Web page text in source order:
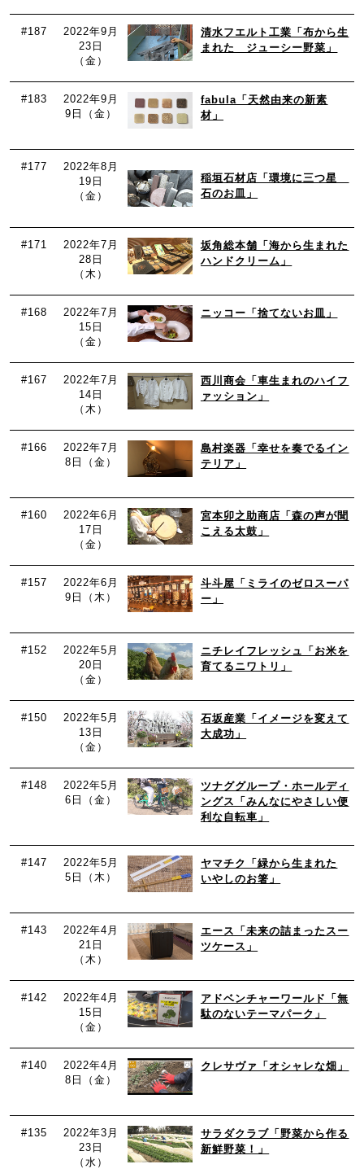
#187
2022年9月
23日
（金）
清水フエルト工業「布から生
まれた ジューシー野菜」
#183
2022年9月
9日（金）
fabula「天然由来の新素
材」
#177
2022年8月
19日
（金）
稲垣石材店「環境に三つ星
石のお皿」
#171
2022年7月
28日
（木）
坂角総本舗「海から生まれた
ハンドクリーム」
#168
2022年7月
15日
（金）
ニッコー「捨てないお皿」
#167
2022年7月
14日
（木）
西川商会「車生まれのハイフ
ァッション」
#166
2022年7月
8日（金）
島村楽器「幸せを奏でるイン
テリア」
#160
2022年6月
17日
（金）
宮本卯之助商店「森の声が聞
こえる太鼓」
#157
2022年6月
9日（木）
斗斗屋「ミライのゼロスーパ
ー」
#152
2022年5月
20日
（金）
ニチレイフレッシュ「お米を
育てるニワトリ」
#150
2022年5月
13日
（金）
石坂産業「イメージを変えて
大成功」
#148
2022年5月
6日（金）
ツナググループ・ホールディ
ングス「みんなにやさしい便
利な自転車」
#147
2022年5月
5日（木）
ヤマチク「緑から生まれた
いやしのお箸」
#143
2022年4月
21日
（木）
エース「未来の詰まったスー
ツケース」
#142
2022年4月
15日
（金）
アドベンチャーワールド「無
駄のないテーマパーク」
#140
2022年4月
8日（金）
クレサヴァ「オシャレな畑」
#135
2022年3月
23日
（水）
サラダクラブ「野菜から作る
新鮮野菜！」